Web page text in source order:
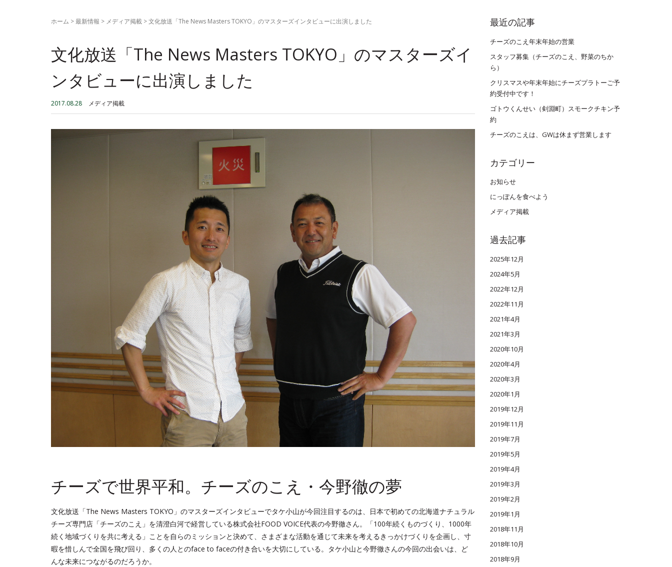
ホーム >最新情報 > メディア掲載 >文化放送「The News Masters TOKYO」のマスターズインタビューに出演しました
文化放送「The News Masters TOKYO」のマスターズイ
ンタビューに出演しました
2017.08.28 メディア掲載
チーズで世界平和。チーズのこえ・今野徹の夢
文化放送「The News Masters TOKYO」のマスターズインタビューでタケ小山が今回注目するのは、日本で初めての北海道ナチュラル
チーズ専門店「チーズのこえ」を清澄白河で経営している株式会社FOOD VOICE代表の今野徹さん。「100年続くものづくり、1000年
続く地域づくりを共に考える」ことを自らのミッションと決めて、さまざまな活動を通じて未来を考えるきっかけづくりを企画し、寸
暇を惜しんで全国を飛び回り、多くの人とのface to faceの付き合いを大切にしている。タケ小山と今野徹さんの今回の出会いは、ど
んな未来につながるのだろうか。
最近の記事
チーズのこえ年末年始の営業
スタッフ募集（チーズのこえ、野菜のちか
ら）
クリスマスや年末年始にチーズプラトーご予
約受付中です！
ゴトウくんせい（剣淵町）スモークチキン予
約
チーズのこえは、GWは休まず営業します
カテゴリー
お知らせ
にっぽんを食べよう
メディア掲載
過去記事
2025年12月
2024年5月
2022年12月
2022年11月
2021年4月
2021年3月
2020年10月
2020年4月
2020年3月
2020年1月
2019年12月
2019年11月
2019年7月
2019年5月
2019年4月
2019年3月
2019年2月
2019年1月
2018年11月
2018年10月
2018年9月